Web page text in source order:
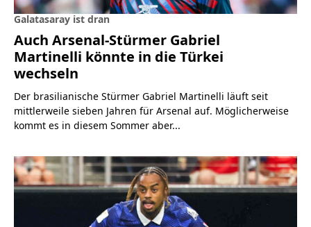
Galatasaray ist dran
Auch Arsenal-Stürmer Gabriel
Martinelli könnte in die Türkei
wechseln
Der brasilianische Stürmer Gabriel Martinelli läuft seit
mittlerweile sieben Jahren für Arsenal auf. Möglicherweise
kommt es in diesem Sommer aber...